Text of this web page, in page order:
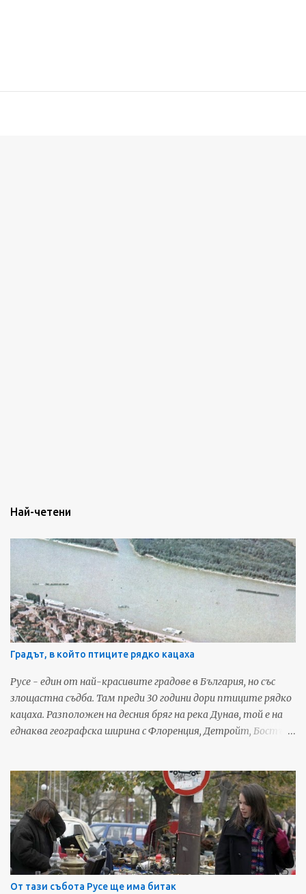
Най-четени
Градът, в който птиците рядко кацаха
Русе - един от най-красивите градове в България, но със
злощастна съдба. Там преди 30 години дори птиците рядко
кацаха. Разположен на десния бряг на река Дунав, той е на
еднаква географска ширина с Флоренция, Детройт, Бостън
времето на император Веспасиан, Русе е бил римска
крепост под името Сексагинта Приста – пристанище на
шейсетте кораба. Още оттогава градът има важно
транспортно-комуникационно значение. Тук се пресичат
пътищата между Европа, Ориента, Азия, Африка и
бившите съветски територии. Фото: 24ruse.com През XIX
век Русе е космополитно средище, в което – освен
От тази събота Русе ще има битак